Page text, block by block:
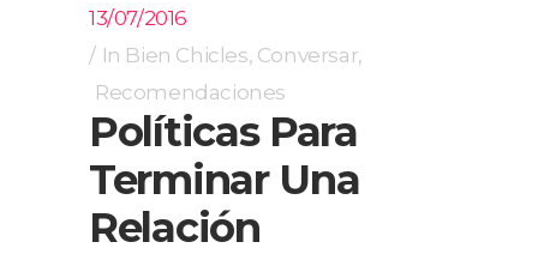
13/07/2016
In Bien Chicles, Conversar,
Recomendaciones
Políticas Para
Terminar Una
Relación